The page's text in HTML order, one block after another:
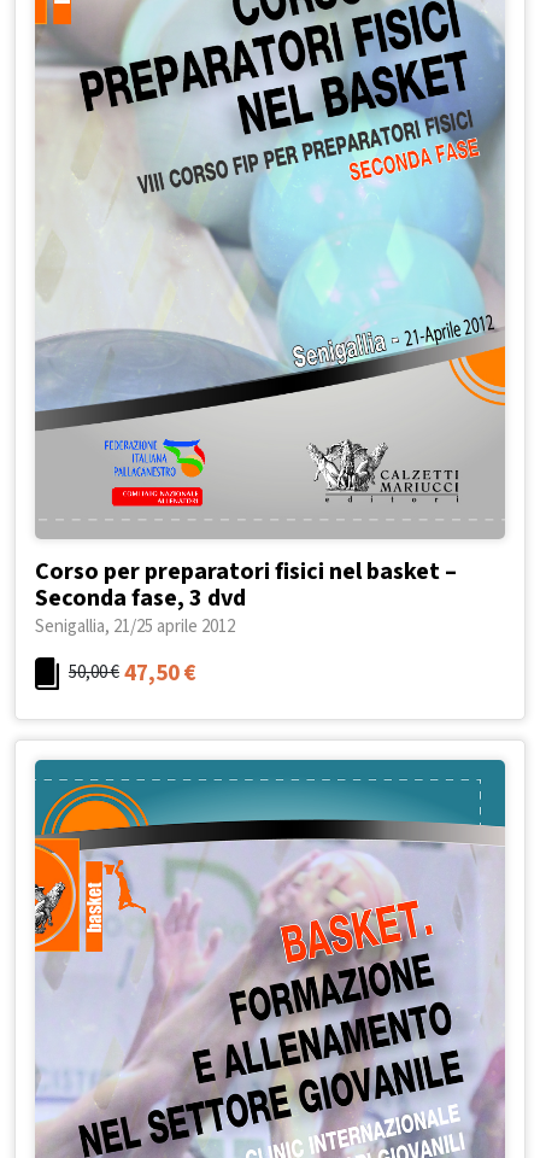
Corso per preparatori fisici nel basket –
Seconda fase, 3 dvd
Senigallia, 21/25 aprile 2012
50,00€47,50€